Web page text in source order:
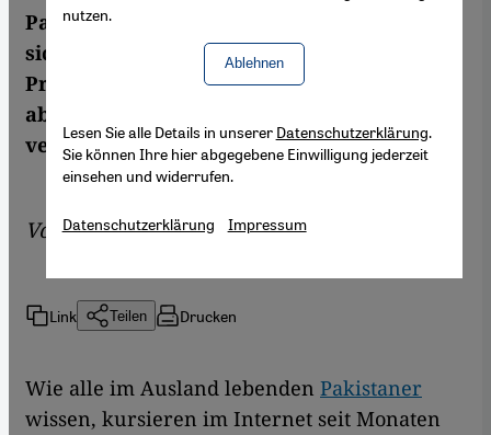
Pakistans Wirtschaft steckt in einer tiefen,
sich schnell verschärfenden Krise. Die
Probleme sind zwar hausgemacht, werden
aber von internationalen Entwicklungen
verstärkt.
VonSundus Saleemi
Link Teilen Drucken
Wie alle im Ausland lebenden Pakistaner
wissen, kursieren im Internet seit Monaten
nutzen.
Ablehnen
Lesen Sie alle Details in unserer Datenschutzerklärung.
Sie können Ihre hier abgegebene Einwilligung jederzeit
einsehen und widerrufen.
Datenschutzerklärung Impressum